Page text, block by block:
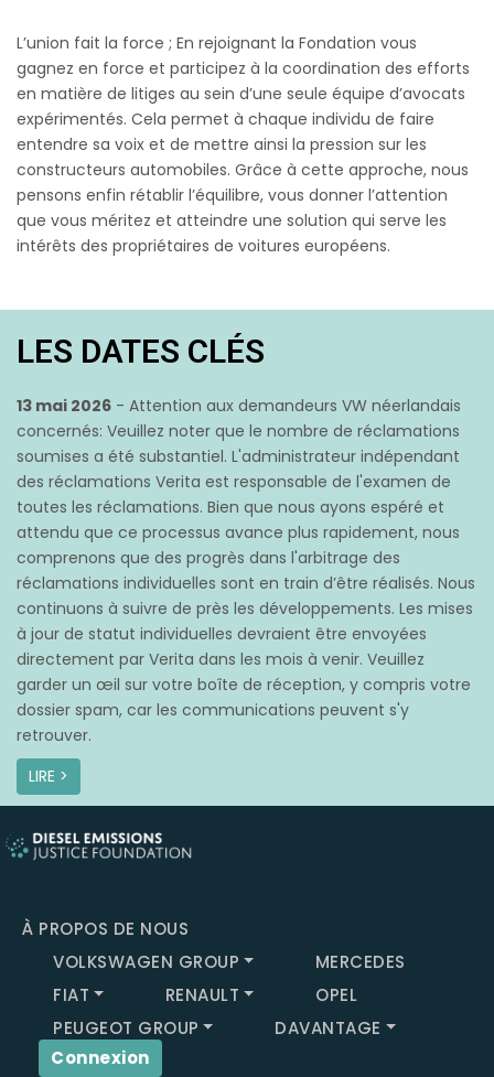
L’union fait la force ; En rejoignant la Fondation vous
gagnez en force et participez à la coordination des efforts
en matière de litiges au sein d’une seule équipe d’avocats
expérimentés. Cela permet à chaque individu de faire
entendre sa voix et de mettre ainsi la pression sur les
constructeurs automobiles. Grâce à cette approche, nous
pensons enfin rétablir l’équilibre, vous donner l’attention
que vous méritez et atteindre une solution qui serve les
intérêts des propriétaires de voitures européens.
LES DATES CLÉS
13 mai 2026 - Attention aux demandeurs VW néerlandais
concernés: Veuillez noter que le nombre de réclamations
soumises a été substantiel. L'administrateur indépendant
des réclamations Verita est responsable de l'examen de
toutes les réclamations. Bien que nous ayons espéré et
attendu que ce processus avance plus rapidement, nous
comprenons que des progrès dans l'arbitrage des
réclamations individuelles sont en train d’être réalisés. Nous
continuons à suivre de près les développements. Les mises
à jour de statut individuelles devraient être envoyées
directement par Verita dans les mois à venir. Veuillez
garder un œil sur votre boîte de réception, y compris votre
dossier spam, car les communications peuvent s'y
retrouver.
LIRE >
À PROPOS DE NOUS
VOLKSWAGEN GROUP
MERCEDES
FIAT
RENAULT
OPEL
PEUGEOT GROUP
DAVANTAGE
Connexion